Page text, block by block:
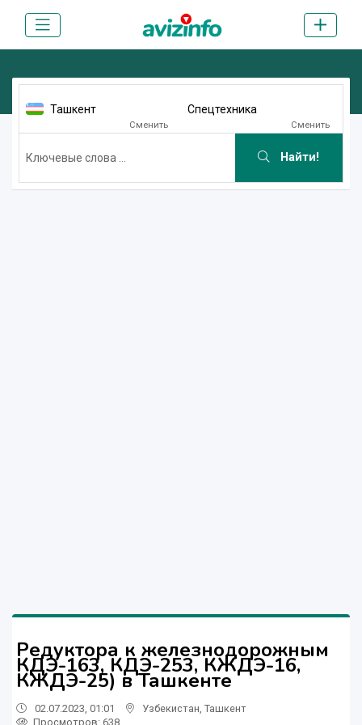
Ташкент
Сменить
Спецтехника
Сменить
Найти!
Редуктора к железнодорожным
КДЭ-163, КДЭ-253, КЖДЭ-16,
КЖДЭ-25) в Ташкенте
02.07.2023, 01:01 Узбекистан Ташкент
Просмотров: 638